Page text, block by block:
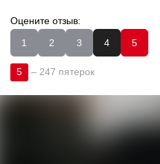
Оцените отзыв:
1
2 3 4 5
5 – 247 пятерок